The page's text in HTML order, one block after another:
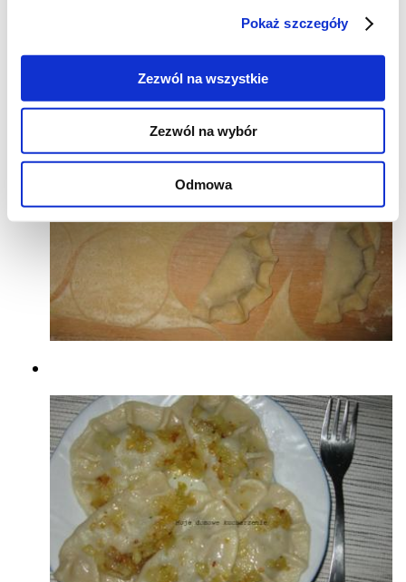
Pokaż szczegóły
Zezwól na wszystkie
Zezwól na wybór
Odmowa
farszu i sklejać brzegi, formując
pierogi.Gotować w osolonej wodzie.